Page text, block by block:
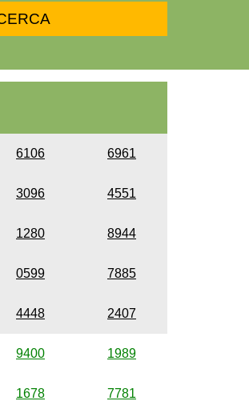
6106 6961
3096 4551
1280 8944
0599 7885
4448 2407
9400 1989
1678 7781